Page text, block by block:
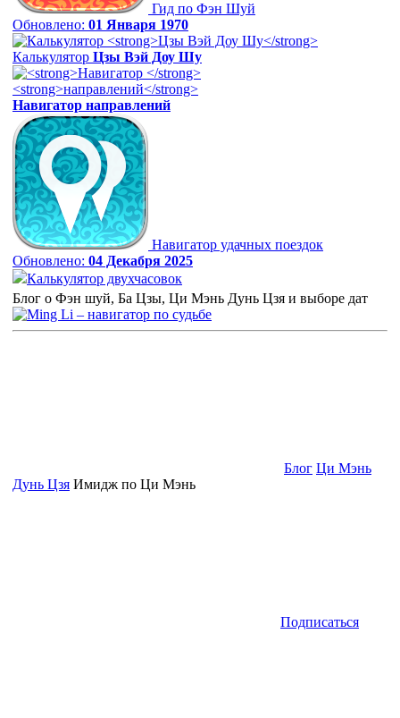
Гид по Фэн Шуй
Обновлено: 01 Января 1970
Калькулятор Цзы Вэй Доу Шу
Навигатор направлений
Навигатор удачных поездок
Обновлено: 04 Декабря 2025
Калькулятор двухчасовок
Блог о Фэн шуй, Ба Цзы, Ци Мэнь Дунь Цзя и выборе дат
Блог Ци Мэнь
Дунь Цзя Имидж по Ци Мэнь
Подписаться